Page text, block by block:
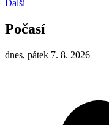
Další
Počasí
dnes, pátek 7. 8. 2026